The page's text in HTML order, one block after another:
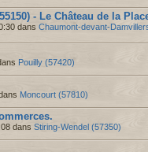
- Le Château de la
dans Chaumont-devant-
Pouilly (57420)
Moncourt (57810)
dans Stiring-Wendel (57350)